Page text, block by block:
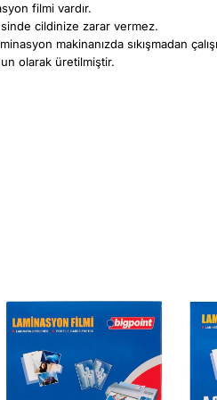
filmi vardır.
cildinize zarar vermez.
makinanızda sıkışmadan
olarak üretilmiştir.